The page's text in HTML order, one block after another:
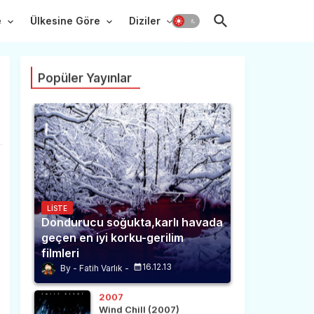
Ülkesine Göre Diziler
Popüler Yayınlar
LISTE
Dondurucu soğukta,karlı havada
geçen en iyi korku-gerilim
filmleri
Fatih Varlık 16.12.13
2007
Wind Chill (2007)